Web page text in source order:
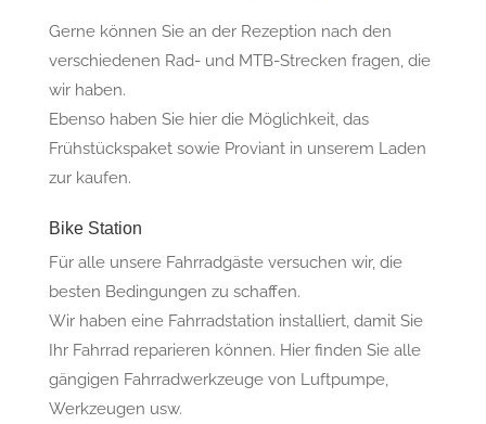
Gerne können Sie an der Rezeption nach den
verschiedenen Rad- und MTB-Strecken fragen, die
wir haben.
Ebenso haben Sie hier die Möglichkeit, das
Frühstückspaket sowie Proviant in unserem Laden
zur kaufen.
Bike Station
Für alle unsere Fahrradgäste versuchen wir, die
besten Bedingungen zu schaffen.
Wir haben eine Fahrradstation installiert, damit Sie
Ihr Fahrrad reparieren können. Hier finden Sie alle
gängigen Fahrradwerkzeuge von Luftpumpe,
Werkzeugen usw.